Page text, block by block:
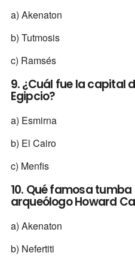
a) Akenaton
b) Tutmosis
c) Ramsés
9. ¿Cuál fue la capital
Egipcio?
a) Esmirna
b) El Cairo
c) Menfis
10. Qué famosa
arqueólogo Howard
a) Akenaton
b) Nefertiti